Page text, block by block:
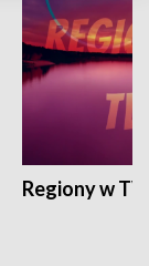
Regiony w